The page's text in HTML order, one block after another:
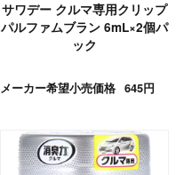
サワデー クルマ専用クリップ
パルファムブラン 6mL×2個パ
ック
メーカー希望小売価格 645円